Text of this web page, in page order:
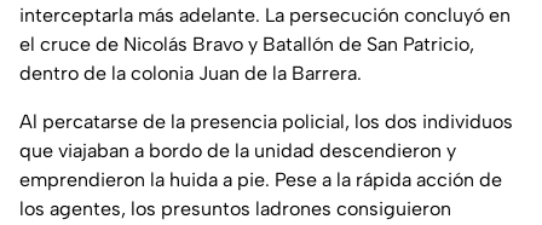
interceptarla más adelante. La persecución concluyó en
el cruce de Nicolás Bravo y Batallón de San Patricio,
dentro de la colonia Juan de la Barrera.
Al percatarse de la presencia policial, los dos individuos
que viajaban a bordo de la unidad descendieron y
emprendieron la huida a pie. Pese a la rápida acción de
los agentes, los presuntos ladrones consiguieron